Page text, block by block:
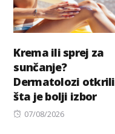
Krema ili sprej za
sunčanje?
Dermatolozi otkrili
šta je bolji izbor
Posted
07/08/2026